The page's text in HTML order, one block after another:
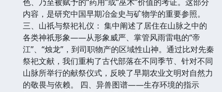
内容，是研究中国早期冶金史与矿物学的重要参照。
三、山祇与祭祀礼仪： 集中阐述了居住在山脉之中的
各类神祇形象——从形象威严、掌管风雨雷电的“帝
江”、“烛龙”，到司职物产的区域性山神。通过比对先秦
祭祀文献，我们重构了古代部落在不同季节、针对不同
山脉所举行的献祭仪式，反映了早期农业文明对自然力
的敬畏与依赖。 四、异兽图谱——生存环境的指示